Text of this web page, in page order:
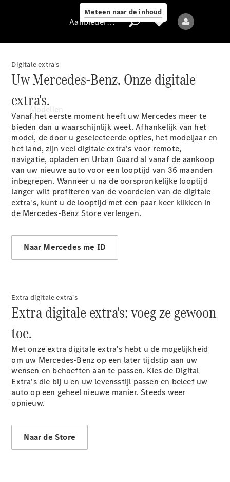
Meteen naar de inhoud
Aanbieder /
Gegevensbescherming
Modellen
Alle modellen
Nieuwe modellen
Limousine
CLA
Elektrisch
CLA
C-Klasse
Limousine
C-Klasse
Limousine
EQS
Aanbieder / Gegevensbescherming
Digitale extra's
Uw Mercedes-Benz. Onze digitale
extra's.
Vanaf het eerste moment heeft uw Mercedes meer te
bieden dan u waarschijnlijk weet. Afhankelijk van het
model, de door u geselecteerde opties, het modeljaar en
het land, zijn veel digitale extra's voor remote,
navigatie, opladen en Urban Guard al vanaf de aankoop
van uw nieuwe auto voor een looptijd van 36 maanden
inbegrepen. Wanneer u na de oorspronkelijke looptijd
langer wilt profiteren van de voordelen van de digitale
extra's, kunt u de looptijd met een paar keer klikken in
de Mercedes-Benz Store verlengen.
Naar Mercedes me ID
Extra digitale extra's
Extra digitale extra's: voeg ze gewoon
toe.
Met onze extra digitale extra's hebt u de mogelijkheid
om uw Mercedes-Benz op een later tijdstip aan uw
wensen en behoeften aan te passen. Kies de Digital
Extra's die bij u en uw levensstijl passen en beleef uw
auto op een geheel nieuwe manier. Steeds weer
opnieuw.
Naar de Store